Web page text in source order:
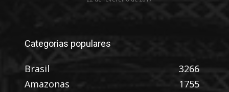
Categorias populares
Brasil
3266
Amazonas
1755